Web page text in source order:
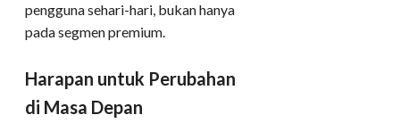
pengguna sehari-hari, bukan hanya
pada segmen premium.
Harapan untuk Perubahan
di Masa Depan